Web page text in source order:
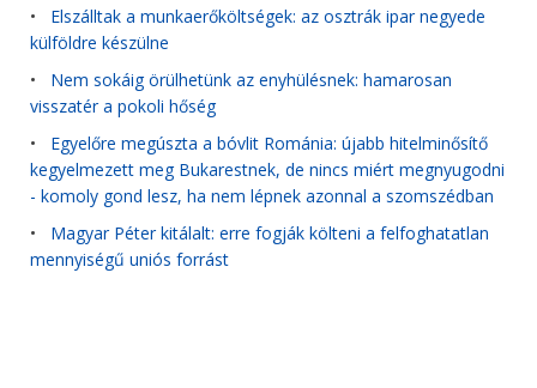
• Elszálltak a munkaerőköltségek: az osztrák ipar negyede
külföldre készülne
• Nem sokáig örülhetünk az enyhülésnek: hamarosan
visszatér a pokoli hőség
• Egyelőre megúszta a bóvlit Románia: újabb hitelminősítő
kegyelmezett meg Bukarestnek, de nincs miért megnyugodni
- komoly gond lesz, ha nem lépnek azonnal a szomszédban
• Magyar Péter kitálalt: erre fogják költeni a felfoghatatlan
mennyiségű uniós forrást